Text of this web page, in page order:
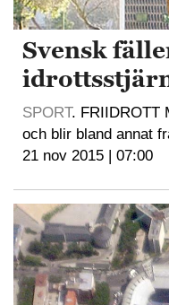
Svensk
SPORT. FRIIDROTT
och blir bland annat
21 nov 2015 | 07:00